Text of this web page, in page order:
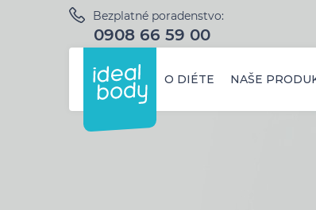
Bezplatné poradenstvo:
0908 66 59 00
O DIÉTE NAŠE